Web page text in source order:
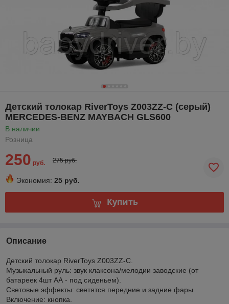
Детский толокар RiverToys Z003ZZ-C (серый)
MERCEDES-BENZ MAYBACH GLS600
В наличии
Розница
250 руб. 275 руб.
Экономия: 25 руб.
Купить
Описание
Детский толокар RiverToys Z003ZZ-C.
Музыкальный руль: звук клаксона/мелодии заводские (от
батареек 4шт АА - под сиденьем).
Световые эффекты: светятся передние и задние фары.
Включение: кнопка.